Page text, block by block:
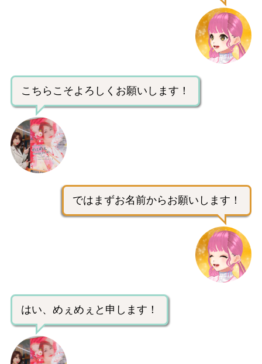
こちらこそよろしくお願いします！
ではまずお名前からお願いします！
はい、めぇめぇと申します！